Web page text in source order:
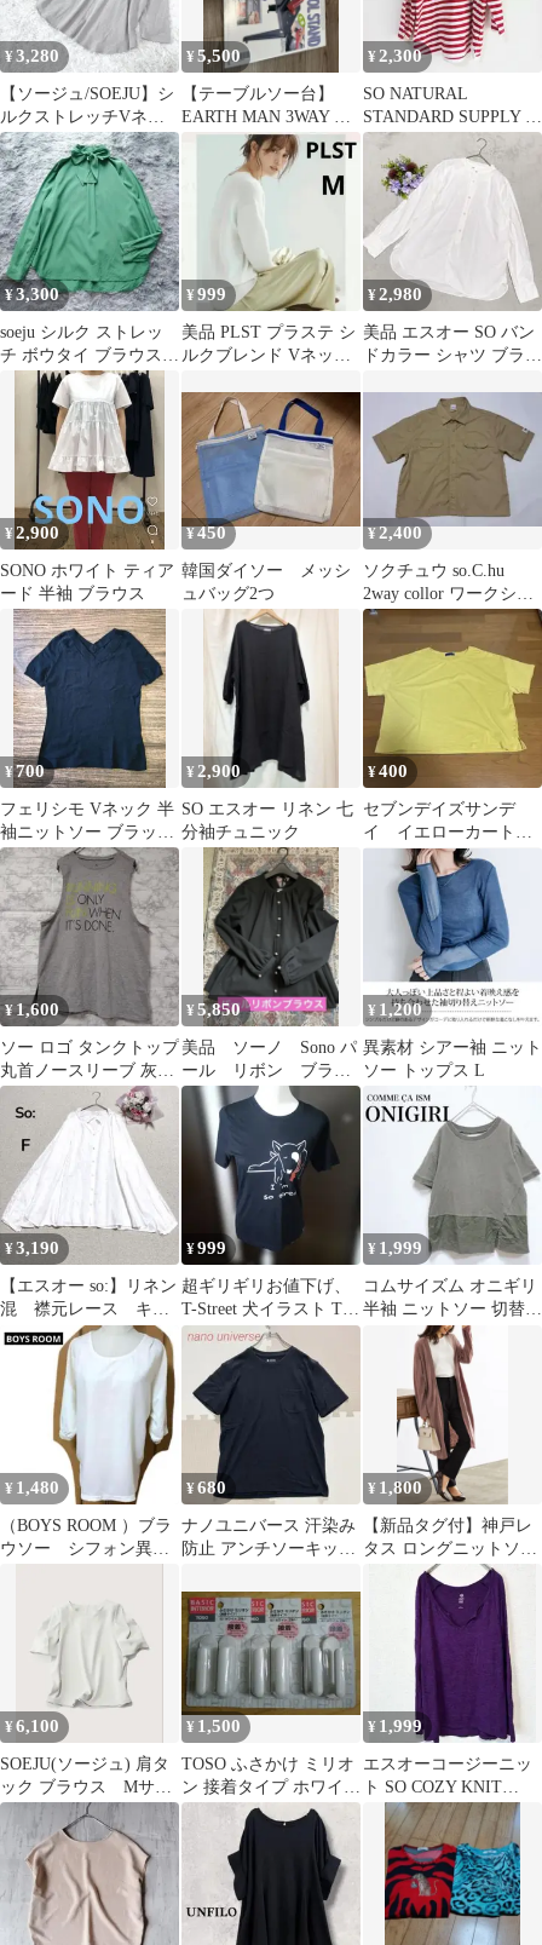
¥3,280
【ソージュ/SOEJU】シ
ルクストレッチVネッ
クブラウス 高品質
グレー系
¥5,500
【テーブルソー台】
EARTH MAN 3WAY ツ
ールスタンド
¥2,300
SO NATURAL
STANDARD SUPPLY ボ
ーダー カットソー F
¥3,300
soeju シルク ストレッ
チ ボウタイ ブラウス
グリーン
¥999
美品 PLST プラステ シ
ルクブレンド Vネック
¥2,980
美品 エスオー SO バン
ドカラー シャツ ブラウ
¥2,900
SONO ホワイト ティア
ード 半袖 ブラウス
¥450
韓国ダイソー メッシ
ュバッグ2つ
¥2,400
ソクチュウ so.C.hu
2way collor ワークシャ
ツ ノーマル(L)
¥700
フェリシモ Vネック 半
袖ニットソー ブラック
Mサイズ
¥ 2,900
SO エスオー リネン 七
分袖チュニック
¥400
セブンデイズサンデ
イ イエローカートソ
ー フリーサイズ
¥1,600
ソー ロゴ タンクトップ
丸首ノースリーブ 灰色
ポリエステル ランニン
グ
¥5,850
美品 ソーノ Sono パ
ール リボン ブラウ
ス
¥ 1,200
異素材 シアー袖 ニット
ソー トップス L
¥3,190
【エスオー so:】リネン
混 襟元レース キー
ネック ふんわり ブ
ラウス 白 F
¥999
超ギリギリお値下げ、
T-Street 犬イラスト Tシ
ャツ
¥ 1,999
コムサイズム オニギリ
半袖 ニットソー 切替
カーキ 綿100% M相当
¥ 1,480
（BOYS ROOM ）ブラ
ウソー シフォン異素
¥680
ナノユニバース 汗染み
防止 アンチソーキッド
¥ 1,800
【新品タグ付】神戸レ
タス ロングニットソー
カーディガン
¥6,100
SOEJU(ソージュ) 肩タ
ック ブラウス Mサイ
ズ ライトグレー
¥ 1,500
TOSO ふさかけ ミリオ
ン 接着タイプ ホワイト
2個入 3セット
¥ 1,999
エスオーコージーニッ
ト SO COZY KNIT
【XS】カットソー パー
プル